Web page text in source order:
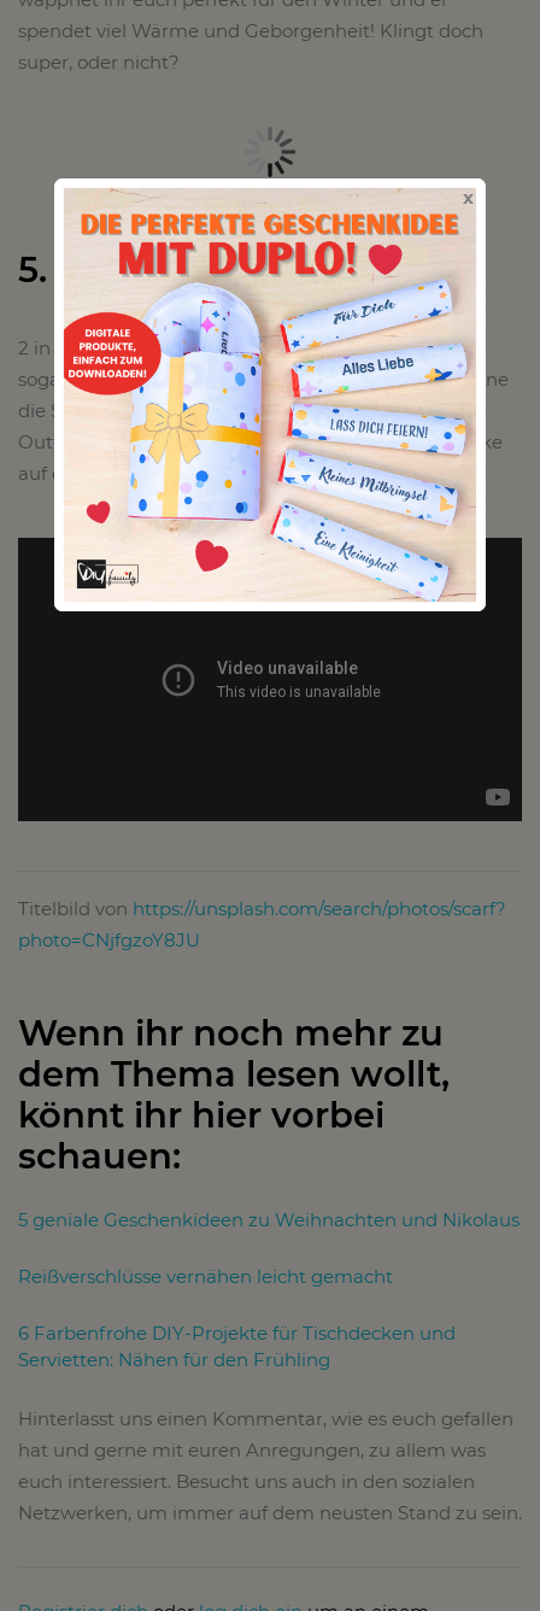
x
spendet viel Wärme und Geborgenheit! Klingt doch
super, oder nicht?
5. Loopschal zum wenden
2 in 1: Loopschal zum Wenden! Hier könnt ihr euch
sogar 2 Muster aussuchen und je nach Lust und Laune
die Seite benutzen, die gerade am besten zu eurem
Outfit passt. So seid ihr flexibel und zieht einige Blicke
auf euch!
Titelbild von https://unsplash.com/search/photos/scarf?
photo=CNjfgzoY8JU
Wenn ihr noch mehr zu
dem Thema lesen wollt,
könnt ihr hier vorbei
schauen:
5 geniale Geschenkideen zu Weihnachten und Nikolaus
Reißverschlüsse vernähen leicht gemacht
6 Farbenfrohe DIY-Projekte für Tischdecken und
Servietten: Nähen für den Frühling
Hinterlasst uns einen Kommentar, wie es euch gefallen
hat und gerne mit euren Anregungen, zu allem was
euch interessiert. Besucht uns auch in den sozialen
Netzwerken, um immer auf dem neusten Stand zu sein.